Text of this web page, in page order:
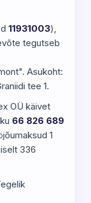
11931003),
tegutseb
Asukoht:
tee 1.
OÜ käivet
66 826 689
1
336